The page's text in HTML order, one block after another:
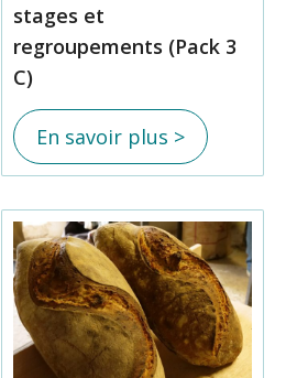
3
stages et
regroupements (Pack 3
C)
En savoir plus >